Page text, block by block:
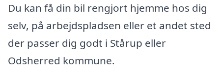
Du kan få din bil rengjort hjemme hos dig
selv, på arbejdspladsen eller et andet sted
der passer dig godt i Stårup eller
Odsherred kommune.